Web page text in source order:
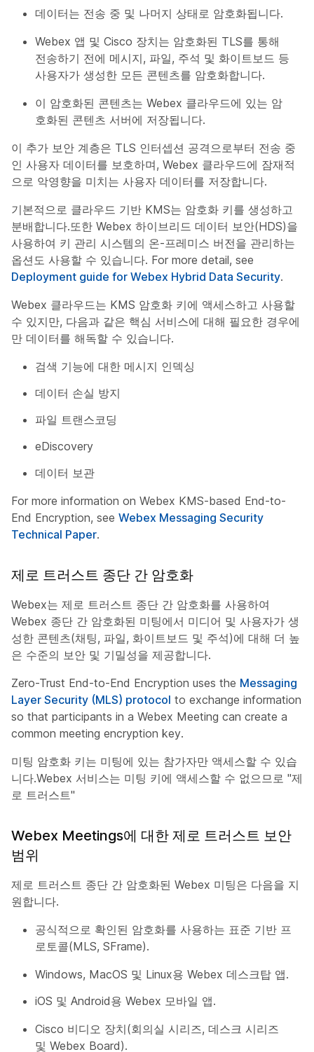
데이터는 전송 중 및 나머지 상태로 암호화됩니다.
Webex 앱 및 Cisco 장치는 암호화된 TLS를 통해
전송하기 전에 메시지, 파일, 주석 및 화이트보드 등
사용자가 생성한 모든 콘텐츠를 암호화합니다.
이 암호화된 콘텐츠는 Webex 클라우드에 있는 암
호화된 콘텐츠 서버에 저장됩니다.
이 추가 보안 계층은 TLS 인터셉션 공격으로부터 전송 중
인 사용자 데이터를 보호하며, Webex 클라우드에 잠재적
으로 악영향을 미치는 사용자 데이터를 저장합니다.
기본적으로 클라우드 기반 KMS는 암호화 키를 생성하고
분배합니다.또한 Webex 하이브리드 데이터 보안(HDS)을
사용하여 키 관리 시스템의 온-프레미스 버전을 관리하는
옵션도 사용할 수 있습니다. For more detail, see
Deployment guide for Webex Hybrid Data Security.
Webex 클라우드는 KMS 암호화 키에 액세스하고 사용할
수 있지만, 다음과 같은 핵심 서비스에 대해 필요한 경우에
만 데이터를 해독할 수 있습니다.
검색 기능에 대한 메시지 인덱싱
데이터 손실 방지
파일 트랜스코딩
eDiscovery
데이터 보관
For more information on Webex KMS-based End-to-
End Encryption, see Webex Messaging Security
Technical Paper.
제로 트러스트 종단 간 암호화
Webex는 제로 트러스트 종단 간 암호화를 사용하여
Webex 종단 간 암호화된 미팅에서 미디어 및 사용자가 생
성한 콘텐츠(채팅, 파일, 화이트보드 및 주석)에 대해 더 높
은 수준의 보안 및 기밀성을 제공합니다.
Zero-Trust End-to-End Encryption uses the Messaging
Layer Security (MLS) protocol to exchange information
so that participants in a Webex Meeting can create a
common meeting encryption key.
미팅 암호화 키는 미팅에 있는 참가자만 액세스할 수 있습
니다.Webex 서비스는 미팅 키에 액세스할 수 없으므로 "제
로 트러스트"
Webex Meetings에 대한 제로 트러스트 보안
범위
제로 트러스트 종단 간 암호화된 Webex 미팅은 다음을 지
원합니다.
공식적으로 확인된 암호화를 사용하는 표준 기반 프
로토콜(MLS, SFrame).
Windows, MacOS 및 Linux용 Webex 데스크탑 앱.
iOS 및 Android용 Webex 모바일 앱.
Cisco 비디오 장치(회의실 시리즈, 데스크 시리즈
및 Webex Board).